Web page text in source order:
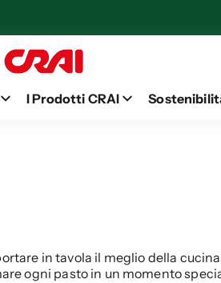
I Prodotti CRAI
in tavola il meglio della
ogni pasto in un momento